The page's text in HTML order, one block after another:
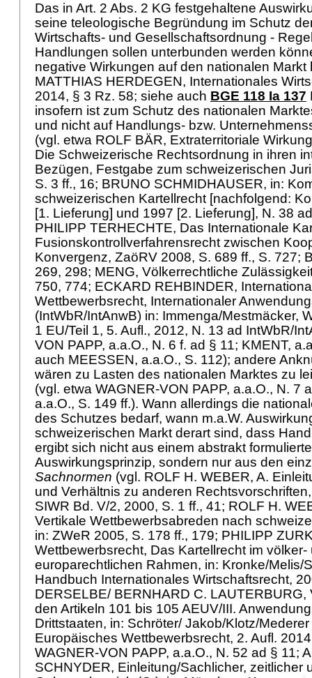
Das in Art. 2 Abs. 2 KG festgehaltene
seine teleologische Begründung im Schutz
Wirtschafts- und Gesellschaftsordnung -
Handlungen sollen unterbunden werden
negative Wirkungen auf den nationalen Markt
MATTHIAS HERDEGEN, Internationales
2014, § 3 Rz. 58; siehe auch BGE 118 Ia 137
insofern ist zum Schutz des nationalen
und nicht auf Handlungs- bzw.
(vgl. etwa ROLF BÄR, Extraterritoriale
Die Schweizerische Rechtsordnung in ihren
Bezügen, Festgabe zum schweizerischen
S. 3 ff., 16; BRUNO SCHMIDHAUSER, in:
schweizerischen Kartellrecht [nachfolgend:
[1. Lieferung] und 1997 [2. Lieferung], N. 38
PHILIPP TERHECHTE, Das Internationale
Fusionskontrollverfahrensrecht zwischen
Konvergenz, ZaöRV 2008, S. 689 ff., S. 727;
269, 298; MENG, Völkerrechtliche
750, 774; ECKARD REHBINDER,
Wettbewerbsrecht, Internationaler
(IntWbR/IntAnwB) in: Immenga/Mestmäcker,
1 EU/Teil 1, 5. Aufl., 2012, N. 13 ad IntWbR/
VON PAPP, a.a.O., N. 6 f. ad § 11; KMENT,
auch MEESSEN, a.a.O., S. 112); andere
wären zu Lasten des nationalen Marktes zu
(vgl. etwa WAGNER-VON PAPP, a.a.O., N. 7
a.a.O., S. 149 ff.). Wann allerdings die
des Schutzes bedarf, wann m.a.W.
schweizerischen Markt derart sind, dass
ergibt sich nicht aus einem abstrakt
Auswirkungsprinzip, sondern nur aus den
Sachnormen (vgl. ROLF H. WEBER, A.
und Verhältnis zu anderen
SIWR Bd. V/2, 2000, S. 1 ff., 41; ROLF H.
Vertikale Wettbewerbsabreden nach
in: ZWeR 2005, S. 178 ff., 179; PHILIPP
Wettbewerbsrecht, Das Kartellrecht im völker-
europarechtlichen Rahmen, in: Kronke/Melis/
Handbuch Internationales Wirtschaftsrecht,
DERSELBE/ BERNHARD C. LAUTERBURG,
den Artikeln 101 bis 105 AEUV/III.
Drittstaaten, in: Schröter/ Jakob/Klotz/Mederer
Europäisches Wettbewerbsrecht, 2. Aufl.
WAGNER-VON PAPP, a.a.O., N. 52 ad § 11;
SCHNYDER, Einleitung/Sachlicher, zeitlicher